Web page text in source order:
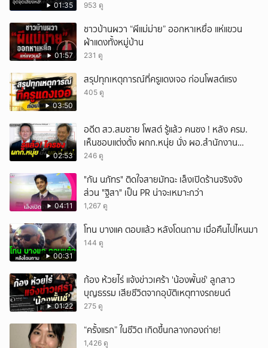
01:35 953 ดู
01:57
ชาวบ้านผวา “ผีแม่ม่าย” ออกหาเหยื่อ แห่แขวน
ผ้าแดงทั้งหมู่บ้าน
231 ดู
03:50
สรุปทุกเหตุการณ์ที่ครูแดงเจอ ก่อนโพสต์แรง
405 ดู
02:53
อดีต สว.สมชาย โพสต์ รู้แล้ว คนชง ! หลัง ครม.
เห็นชอบแต่งตั้ง ผกก.หนุ่ย นั่ง ผอ.สำนักงาน
ป.ย.ป.
246 ดู
04:11
"กัน นภัทร" ติดใจสายมัทฉะ เล็งเปิดร้านจริงจัง
ส่วน "ฐิสา" เป็น PR น่าจะเหมาะกว่า
1,267 ดู
00:31
โทน บางแค ตอบแล้ว หลังโดนถาม เมื่อคืนไปไหนมา
144 ดู
01:22
ก้อง ห้วยไร่ แจ้งข่าวเศร้า 'น้องพั้นช์' ลูกสาว
บุญธรรม เสียชีวิตจากอุบัติเหตุทางรถยนต์
275 ดู
“ครั้งแรก” ในชีวิต เกิดขึ้นกลางกองถ่าย!
1,426 ดู